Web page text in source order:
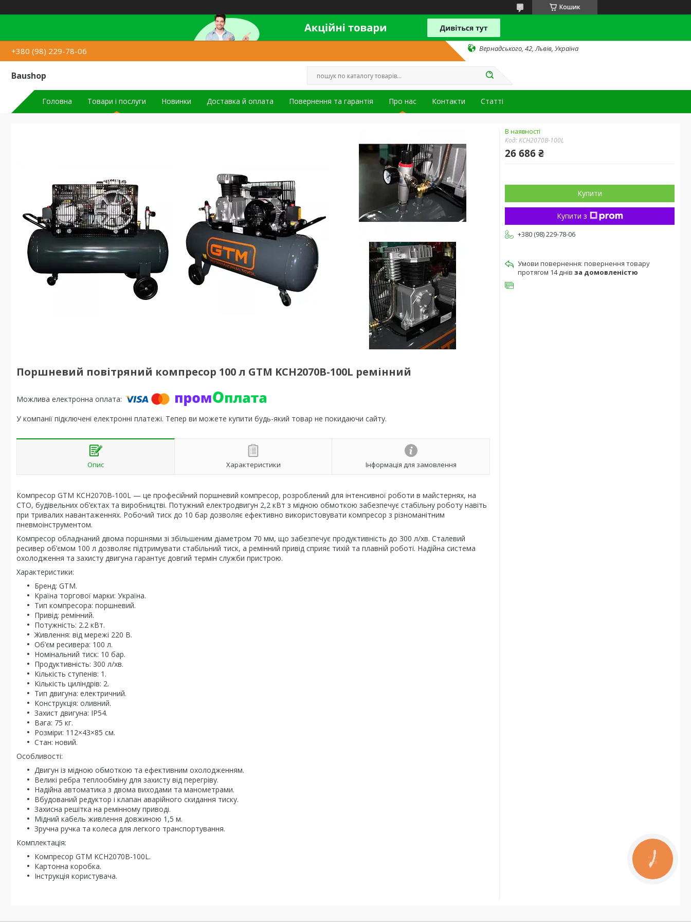
Кошик
+380 (98) 229-78-06 Вернадського, 42, Львів, Україна
Baushop
Головна Товари і послуги Новинки Доставка й оплата Повернення та гарантія Про нас Контакти Статті
Поршневий повітряний компресор 100 л GTM KCH2070B-100L ремінний
У компанії підключені електронні платежі. Тепер ви можете купити будь-який товар не покидаючи сайту.
Опис Характеристики Інформація для замовлення
Компресор GTM KCH2070B-100L — це професійний поршневий компресор, розроблений для інтенсивної роботи в майстернях, на
СТО, будівельних об’єктах та виробництві. Потужний електродвигун 2,2 кВт з мідною обмоткою забезпечує стабільну роботу навіть
при тривалих навантаженнях. Робочий тиск до 10 бар дозволяє ефективно використовувати компресор з різноманітним
пневмоінструментом.
Компресор обладнаний двома поршнями зі збільшеним діаметром 70 мм, що забезпечує продуктивність до 300 л/хв. Сталевий
ресивер об’ємом 100 л дозволяє підтримувати стабільний тиск, а ремінний привід сприяє тихій та плавній роботі. Надійна система
охолодження та захисту двигуна гарантує довгий термін служби пристрою.
Характеристики:
Бренд: GTM.
Країна торгової марки: Україна.
Тип компресора: поршневий.
Привід: ремінний.
Потужність: 2.2 кВт.
Живлення: від мережі 220 В.
Об’єм ресивера: 100 л.
Номінальний тиск: 10 бар.
Продуктивність: 300 л/хв.
Кількість ступенів: 1.
Кількість циліндрів: 2.
Тип двигуна: електричний.
Конструкція: оливний.
Захист двигуна: IP54.
Вага: 75 кг.
Розміри: 112×43×85 см.
Стан: новий.
Особливості:
Двигун із мідною обмоткою та ефективним охолодженням.
Великі ребра теплообміну для захисту від перегріву.
Надійна автоматика з двома виходами та манометрами.
Вбудований редуктор і клапан аварійного скидання тиску.
Захисна решітка на ремінному приводі.
Мідний кабель живлення довжиною 1,5 м.
Зручна ручка та колеса для легкого транспортування.
Комплектація:
Компресор GTM KCH2070B-100L.
Картонна коробка.
Інструкція користувача.
В наявності
Код:KCH2070B-100L
26 686 ₴
Купити
Купити з
+380 (98) 229-78-06
повернення товару
протягом 14 днів за домовленістю
КНОПКА
ЗВ'ЯЗКУ